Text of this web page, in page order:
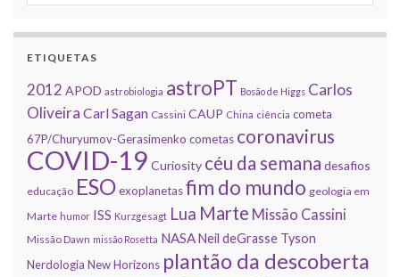
ETIQUETAS
2012 APOD astrobiologia astroPT Bosão de Higgs Carlos
Oliveira Carl Sagan Cassini CAUP China ciência cometa
67P/Churyumov-Gerasimenko cometas coronavirus
COVID-19 Curiosity céu da semana desafios
educação ESOexoplanetasfim do mundo geologia em
Marte humor ISS Kurzgesagt Lua Marte Missão Cassini
Missão Dawn missão Rosetta NASANeil deGrasse Tyson
Nerdologia New Horizons plantão da descoberta